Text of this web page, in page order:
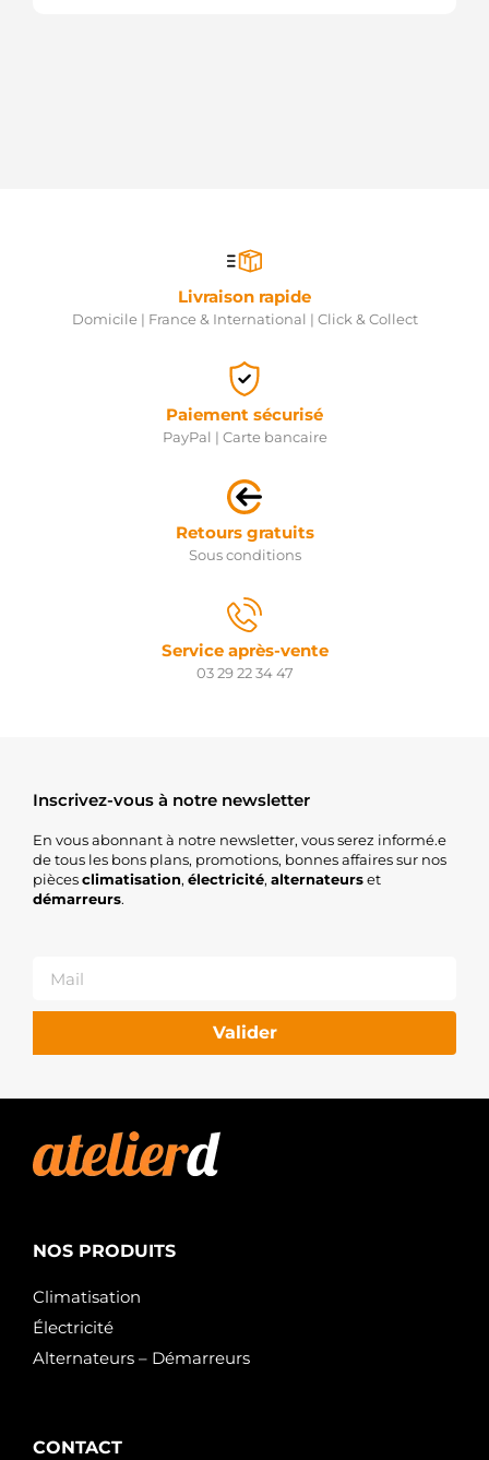
Livraison rapide
Domicile | France & International | Click & Collect
Paiement sécurisé
PayPal | Carte bancaire
Retours gratuits
Sous conditions
Service après-vente
03 29 22 34 47
Inscrivez-vous à notre newsletter
En vous abonnant à notre newsletter, vous serez informé.e
de tous les bons plans, promotions, bonnes affaires sur nos
piècesclimatisation, électricité, alternateurset
démarreurs.
Valider
NOS PRODUITS
Climatisation
Électricité
Alternateurs – Démarreurs
CONTACT